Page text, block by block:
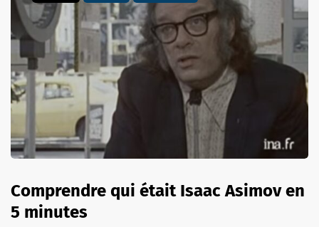
Comprendre qui était Isaac Asimov en
5 minutes